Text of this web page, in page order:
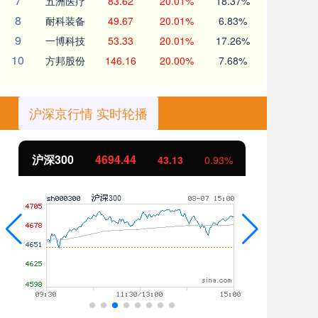
8 耐科装备 49.67 20.01% 6.83%
9 一博科技 53.33 20.01% 17.26%
10 方邦股份 146.16 20.00% 7.68%
沪深京行情 实时轮播
北证50 1134.24 11.37 1.01%